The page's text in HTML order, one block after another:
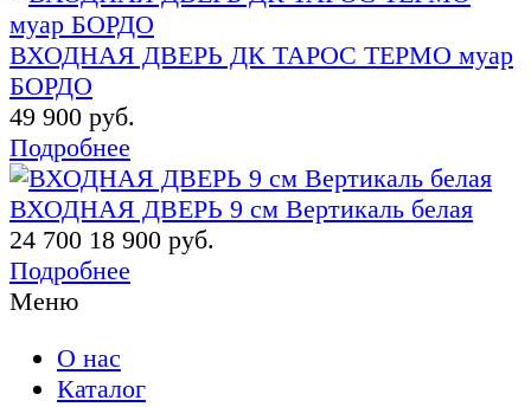
ВХОДНАЯ ДВЕРЬ ДК ТАРОС ТЕРМО муар
БОРДО
49 900 руб.
Подробнее
ВХОДНАЯ ДВЕРЬ 9 см Вертикаль белая
24 700 18 900 руб.
Подробнее
Меню
О нас
Каталог